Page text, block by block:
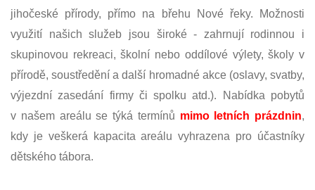
jihočeské přírody, přímo na břehu Nové řeky. Možnosti
využití našich služeb jsou široké - zahrnují rodinnou i
skupinovou rekreaci, školní nebo oddílové výlety, školy v
přírodě, soustředění a další hromadné akce (oslavy, svatby,
výjezdní zasedání firmy či spolku atd.). Nabídka pobytů
v našem areálu se týká termínů mimo letních prázdnin,
kdy je veškerá kapacita areálu vyhrazena pro účastníky
dětského tábora.